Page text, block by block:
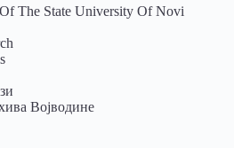
The State University Of Novi
Војводине